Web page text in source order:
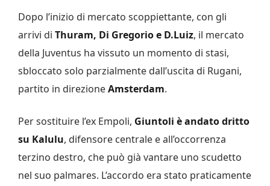
Dopo l’inizio di mercato scoppiettante, con gli
arrivi di Thuram, Di Gregorio e D.Luiz, il mercato
della Juventus ha vissuto un momento di stasi,
sbloccato solo parzialmente dall’uscita di Rugani,
partito in direzioneAmsterdam.
Per sostituire l’ex Empoli, Giuntoli è andato dritto
su Kalulu, difensore centrale e all’occorrenza
terzino destro, che può già vantare uno scudetto
nel suo palmares. L’accordo era stato praticamente